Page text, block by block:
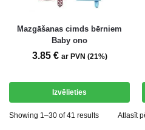
Mazgāšanas cimds bērniem
Baby ono
3.85 € ar PVN (21%)
Izvēlieties
Showing 1–30 of 41 results